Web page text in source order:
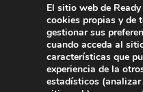
exclusivo para
de vida muy alto, sino
adapte a ti. Y en este
Out puede ser esa
de un modo diferente:
El sitio web de
cookies propias y de
gestionar sus
cuando acceda al
características que
experiencia de la
estadísticos